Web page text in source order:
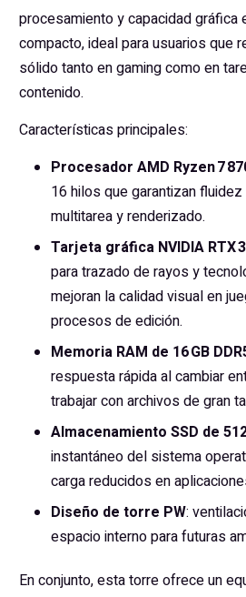
procesamiento y capacidad gráfica
compacto, ideal para usuarios que
sólido tanto en gaming como en
contenido.
Características principales:
Procesador AMD Ryzen 7
16 hilos que garantizan
multitarea y renderizado.
Tarjeta gráfica NVIDIA RTX
para trazado de rayos y
mejoran la calidad visual en
procesos de edición.
Memoria RAM de 16 GB
respuesta rápida al cambiar
trabajar con archivos de gran
Almacenamiento SSD de
instantáneo del sistema
carga reducidos en
Diseño de torre PW:
espacio interno para futuras
En conjunto, esta torre ofrece un